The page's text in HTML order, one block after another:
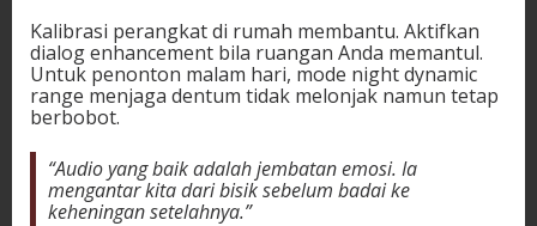
Kalibrasi perangkat di rumah membantu. Aktifkan
dialog enhancement bila ruangan Anda memantul.
Untuk penonton malam hari, mode night dynamic
range menjaga dentum tidak melonjak namun tetap
berbobot.
“Audio yang baik adalah jembatan emosi. Ia
mengantar kita dari bisik sebelum badai ke
keheningan setelahnya.”